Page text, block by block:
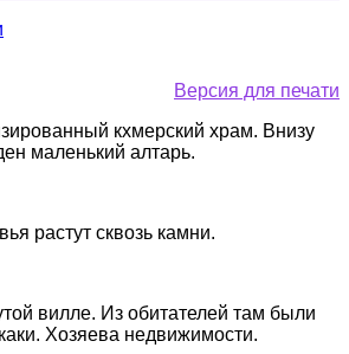
Версия для печати
кхмерский храм. Внизу
маленький алтарь.
растут сквозь камни.
вилле. Из обитателей там были
Хозяева недвижимости.